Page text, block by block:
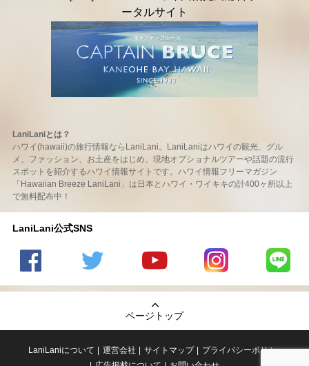
LaniLaniとは？
ハワイ(hawaii)の旅行情報ならLaniLani。LaniLaniはハワイの観光、グル
メ、ファッション、お土産をはじめ、現地オプショナルツアーや話題の流行
スポットを紹介するハワイ情報サイトです。ハワイ情報フリーマガジン
「Hawaiian Breeze LaniLani」は日本とハワイ・ワイキキの計400ヶ所以上
で無料配布中！
LaniLani公式SNS
の
のtwitter
の
Youtube
チャンネ
LaniLani
LaniLani
ページトップ
LaniLaniについて 運営会社 サイトマップ
プライバシーポリシー